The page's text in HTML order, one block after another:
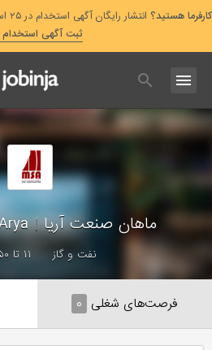
کارفرما هستید؟ انتشار رایگان آگهی استخدام در ۲۵ استان و ۲۶ دسته‌بندی شغلی
ثبت آگهی استخدام
ماهان صنعت آریا|
Mahan Sanat Arya
نفت و گاز ۱۱ تا ۵۰ نفر
فرصت‌های شغلی ۰